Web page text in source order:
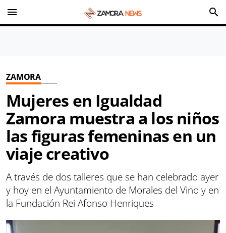
menu search
ZAMORA
Mujeres en Igualdad
Zamora muestra a los niños
las figuras femeninas en un
viaje creativo
A través de dos talleres que se han celebrado ayer
y hoy en el Ayuntamiento de Morales del Vino y en
la Fundación Rei Afonso Henriques